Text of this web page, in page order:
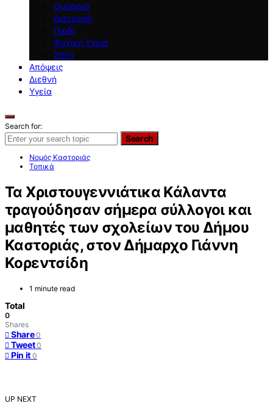
Ομορφιά
Διατροφή
Παιδί
Ψυχική Υγεία
Σπίτι
Απόψεις
Διεθνή
Υγεία
Search for:
Search
Νομός Καστοριάς
Τοπικά
Τα Χριστουγεννιάτικα Κάλαντα
τραγούδησαν σήμερα σύλλογοι και
μαθητές των σχολείων του Δήμου
Καστοριάς, στον Δήμαρχο Γιάννη
Κορεντσίδη
1 minute read
Total
0
Shares
Share 0
Tweet 0
Pin it 0
UP NEXT